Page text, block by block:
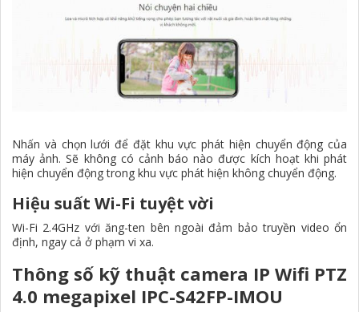
Nhấn và chọn lưới để đặt khu vực phát hiện chuyển động của
máy ảnh. Sẽ không có cảnh báo nào được kích hoạt khi phát
hiện chuyển động trong khu vực phát hiện không chuyển động.
Hiệu suất Wi-Fi tuyệt vời
Wi-Fi 2.4GHz với ăng-ten bên ngoài đảm bảo truyền video ổn
định, ngay cả ở phạm vi xa.
Thông số kỹ thuật camera IP Wifi PTZ
4.0 megapixel IPC-S42FP-IMOU